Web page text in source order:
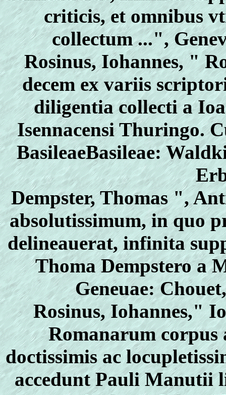
criticis, et omnibus
collectum ...",
Rosinus, Iohannes, "
decem ex variis
diligentia collecti a
Isennacensi Thuringo.
BasileaeBasileae:
Dempster, Thomas ",
absolutissimum, in quo
delineauerat, infinita
Thoma Dempstero a
Geneuae:
Rosinus, Iohannes,"
Romanarum corpus
doctissimis ac
accedunt Pauli Manutii